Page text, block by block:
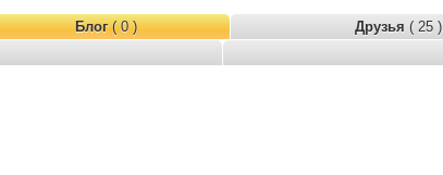
Блог( 0 ) Друзья ( 25 )